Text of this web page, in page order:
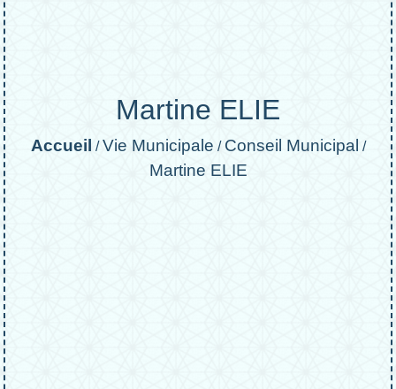
Martine ELIE
Accueil /Vie Municipale / Conseil Municipal /
Martine ELIE